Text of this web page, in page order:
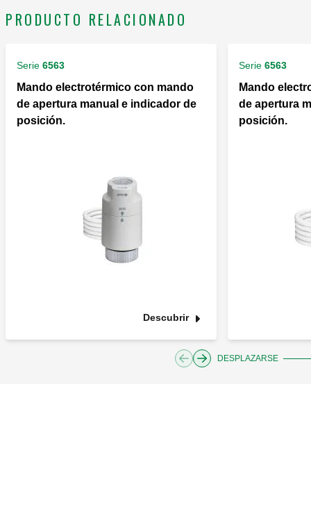
PRODUCTO RELACIONADO
Serie 6563
Mando electrotérmico con mando
de apertura manual e indicador de
posición.
Descubrir
Serie 6563
Mando
de apertura
posición.
DESPLAZARSE